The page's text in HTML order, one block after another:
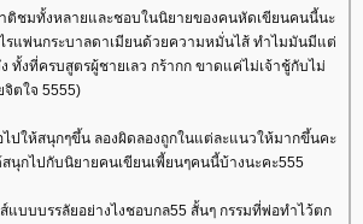
ชมทั้งหลายและชอบในนิยายของคนหัดเขียนคนนี้นะ
รแพ่นกระบาลดาเมียนด้วยความหมั่นไส้ ทำไมมันมีแต่
ทั้งที่ครบสูตรผู้ชายเลว กร้ากก ขาดแค่ไม่เจ้าชู้กับไม่
จิตใจ 5555)
ปให้สนุกๆขึ้น ลองผิดลองถูกในแต่ละแนวให้มากขึ้นคะ
นุกไปกับนิยายคนเขียนเพี้ยนๆคนนี้บ้างนะคะ555
บบบรรลัยอย่างไงชอบกล55 สั้นๆ กรรมที่พ่อทำไว้ตก